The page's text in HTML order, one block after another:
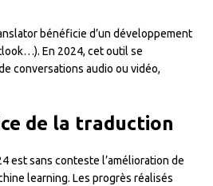
bénéficie d’un développement
En 2024, cet outil se
conversations audio ou vidéo,
de la traduction
est sans conteste l’amélioration de
learning. Les progrès réalisés